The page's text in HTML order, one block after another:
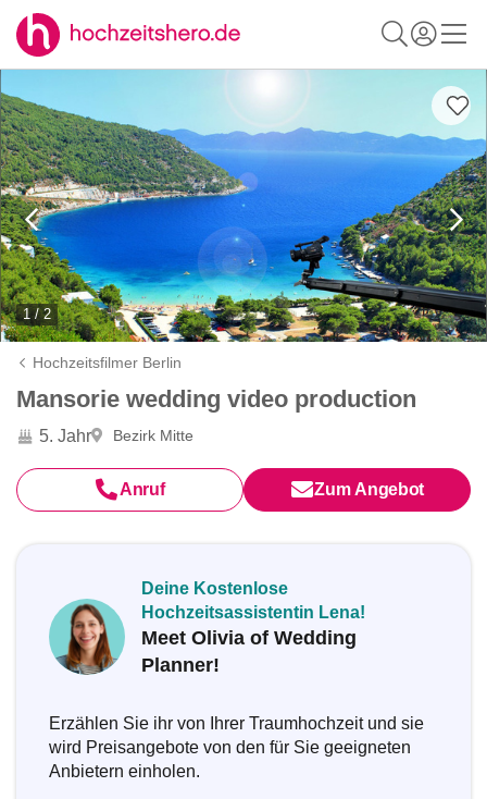
1 / 2
Hochzeitsfilmer Berlin
Mansorie wedding video production
5. Jahr Bezirk Mitte
Anruf Zum Angebot
Deine Kostenlose
Hochzeitsassistentin Lena!
Meet Olivia of Wedding
Planner!
Erzählen Sie ihr von Ihrer Traumhochzeit und sie
wird Preisangebote von den für Sie geeigneten
Anbietern einholen.